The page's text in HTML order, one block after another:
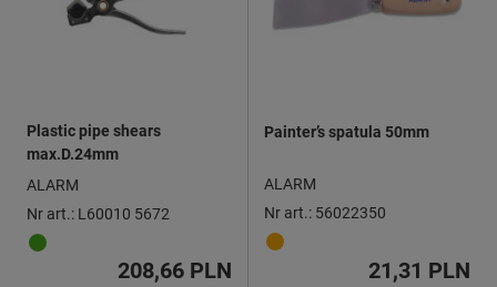
Plastic pipe shears
max.D.24mm
ALARM
Nr art.: L60010 5672
208,66 PLN
Painter’s spatula 50mm
ALARM
Nr art.: 56022350
21,31 PLN